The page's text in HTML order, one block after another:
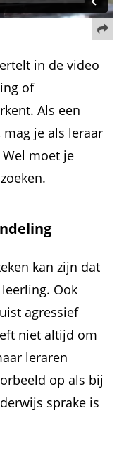
in de video
of
Als een
je als leraar
moet je
kan zijn dat
Ook
agressief
niet altijd om
leraren
op als bij
sprake is